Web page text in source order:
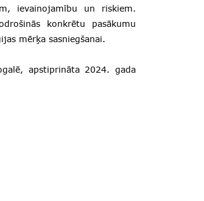
ievainojamību un riskiem.
konkrētu pasākumu
mērķa sasniegšanai.
apstiprināta 2024. gada